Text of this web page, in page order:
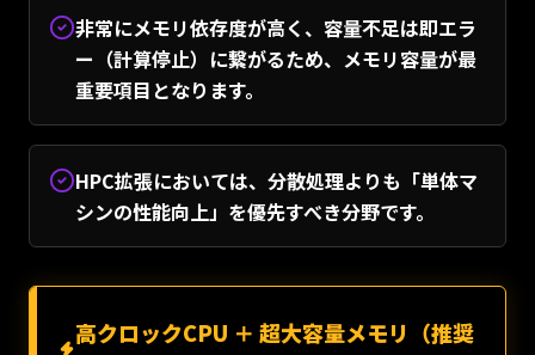
非常にメモリ依存度が高く、容量不足は即エラ
ー（計算停止）に繋がるため、メモリ容量が最
重要項目となります。
HPC拡張においては、分散処理よりも「単体マ
シンの性能向上」を優先すべき分野です。
高クロックCPU ＋ 超大容量メモリ（推奨